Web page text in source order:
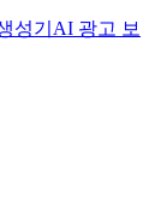
성기 AI 광고 보